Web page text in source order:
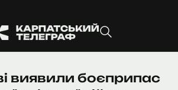
виявили боєприпас